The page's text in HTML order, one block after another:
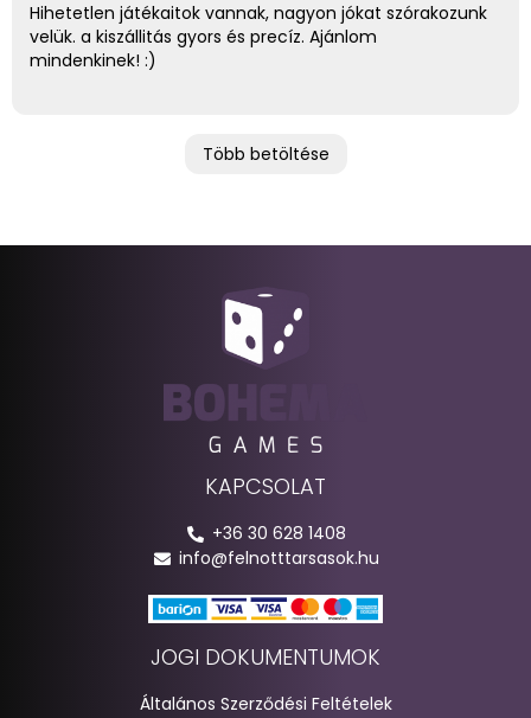
Hihetetlen játékaitok vannak, nagyon jókat szórakozunk
velük. a kiszállitás gyors és precíz. Ajánlom
mindenkinek! :)
Több betöltése
KAPCSOLAT
+36 30 628 1408
info@felnotttarsasok.hu
JOGI DOKUMENTUMOK
Általános Szerződési Feltételek